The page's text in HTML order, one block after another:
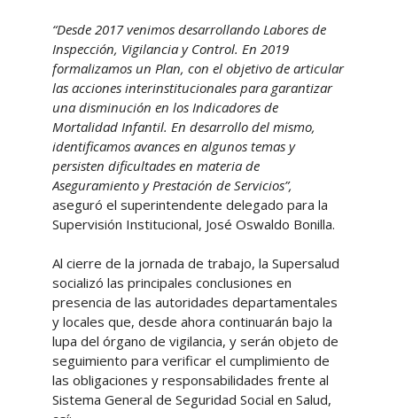
“Desde 2017 venimos desarrollando Labores de
Inspección, Vigilancia y Control. En 2019
formalizamos un Plan, con el objetivo de articular
las acciones interinstitucionales para garantizar
una disminución en los Indicadores de
Mortalidad Infantil. En desarrollo del mismo,
identificamos avances en algunos temas y
persisten dificultades en materia de
Aseguramiento y Prestación de Servicios”,
aseguró el superintendente delegado para la
Supervisión Institucional, José Oswaldo Bonilla.
Al cierre de la jornada de trabajo, la Supersalud
socializó las principales conclusiones en
presencia de las autoridades departamentales
y locales que, desde ahora continuarán bajo la
lupa del órgano de vigilancia, y serán objeto de
seguimiento para verificar el cumplimiento de
las obligaciones y responsabilidades frente al
Sistema General de Seguridad Social en Salud,